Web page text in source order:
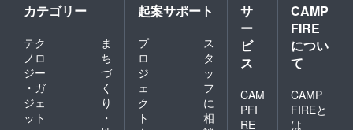
カテゴリー
テク
ノロ
ジー
・ガ
ジェ
ット
ま
ち
づ
く
り
・
起案サポート
プ
ロ
ジ
ェ
ク
ト
ス
タ
ッ
フ
に
相
サ
ー
ビ
ス
CAM
PFI
RE
CAMP
FIRE
につい
て
CAMP
FIREと
は